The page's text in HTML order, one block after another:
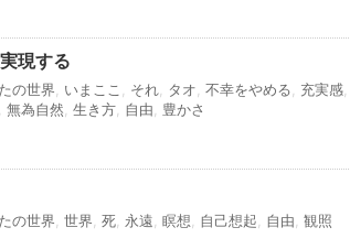
現する
の世界 いまここ それ タオ 不幸をやめる 充実感
無為自然 生き方 自由 豊かさ
の世界 世界 死 永遠 瞑想 自己想起 自由 観照